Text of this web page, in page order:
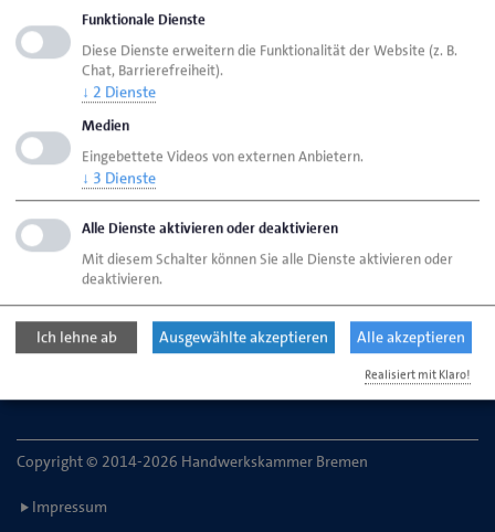
HWK Bremen
Vollversammlung
Handwerkskammer Bremen
Ansgaritorstr. 24
28195 Bremen
Telefon: 0421 30500-0
E-Mail:service@hwk-bremen.de
Copyright © 2014-2026 Handwerkskammer Bremen
Impressum
Funktionale Dienste
Diese Dienste erweitern die Funktionalität der Website (z. B.
Chat, Barrierefreiheit).
↓ 2 Dienste
Medien
Eingebettete Videos von externen Anbietern.
↓ 3 Dienste
Alle Dienste aktivieren oder deaktivieren
Mit diesem Schalter können Sie alle Dienste aktivieren oder
deaktivieren.
Ich lehne ab Ausgewählte akzeptieren Alle akzeptieren
Realisiert mit Klaro!